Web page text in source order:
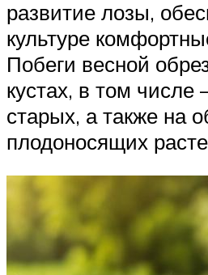
развитие лозы,
культуре
Побеги весной
кустах, в том
старых, а также на
плодоносящих